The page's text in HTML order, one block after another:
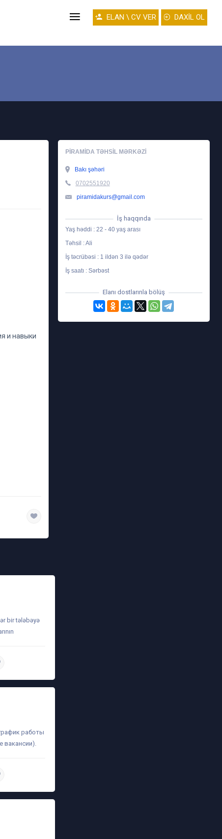
ELAN \ CV VER DAXİL OL
и навыки
PIRAMIDA TƏHSIL MƏRKƏZI
Bakı şəhəri
0702551920
piramidakurs@gmail.com
İş haqqında
Yaş həddi : 22 - 40 yaş arası
Təhsil : Ali
İş təcrübəsi : 1 ildən 3 ilə qədər
İş saatı : Sərbəst
Elanı dostlarınla bölüş
bir tələbəyə
работы
вакансии).